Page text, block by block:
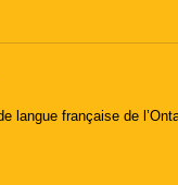
langue française de